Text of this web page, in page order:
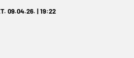
09.04.26. | 19:22